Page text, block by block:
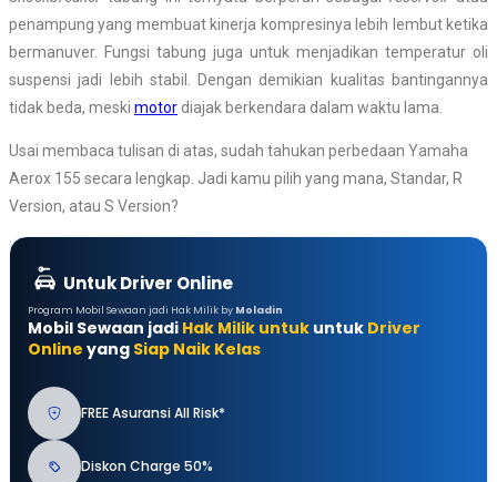
penampung yang membuat kinerja kompresinya lebih lembut ketika
bermanuver. Fungsi tabung juga untuk menjadikan temperatur oli
suspensi jadi lebih stabil. Dengan demikian kualitas bantingannya
tidak beda, meski motor diajak berkendara dalam waktu lama.
Usai membaca tulisan di atas, sudah tahukan perbedaan Yamaha
Aerox 155 secara lengkap. Jadi kamu pilih yang mana, Standar, R
Version, atau S Version?
Untuk Driver Online
Program Mobil Sewaan jadi Hak Milik by Moladin
Mobil Sewaan jadi Hak Milik untuk untuk Driver
Online yang Siap Naik Kelas
FREE Asuransi All Risk*
Diskon Charge 50%